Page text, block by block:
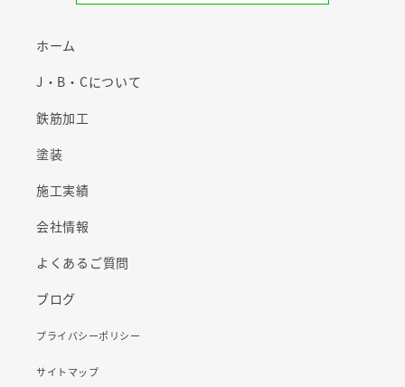
ホーム
J・B・Cについて
鉄筋加工
塗装
施工実績
会社情報
よくあるご質問
ブログ
プライバシーポリシー
サイトマップ